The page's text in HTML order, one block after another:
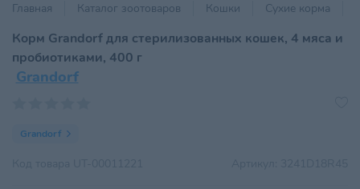
Главная
Каталог зоотоваров Кошки Сухие корма
Корм Grandorf для стерилизованных кошек, 4 мяса и
пробиотиками, 400 г
Grandorf
Grandorf